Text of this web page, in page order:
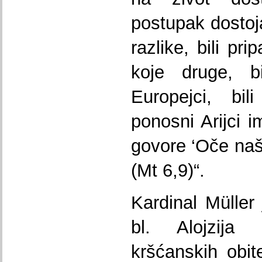
postupak
razlike, bili
koje druge,
Europejci,
ponosni Arijci
govore ‘Oče
(Mt 6,9)“.
Kardinal
bl. Alojzija
kršćanskih